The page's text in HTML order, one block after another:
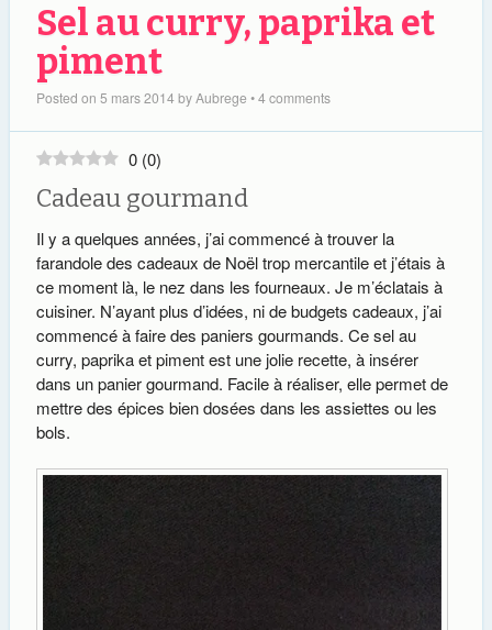
Sel au curry, paprika et
piment
Posted on 5 mars 2014byAubrege •4 comments
0 (0)
Cadeau gourmand
Il y a quelques années, j’ai commencé à trouver la
farandole des cadeaux de Noël trop mercantile et j’étais à
ce moment là, le nez dans les fourneaux. Je m’éclatais à
cuisiner. N’ayant plus d’idées, ni de budgets cadeaux, j’ai
commencé à faire des paniers gourmands. Ce sel au
curry, paprika et piment est une jolie recette, à insérer
dans un panier gourmand. Facile à réaliser, elle permet de
mettre des épices bien dosées dans les assiettes ou les
bols.